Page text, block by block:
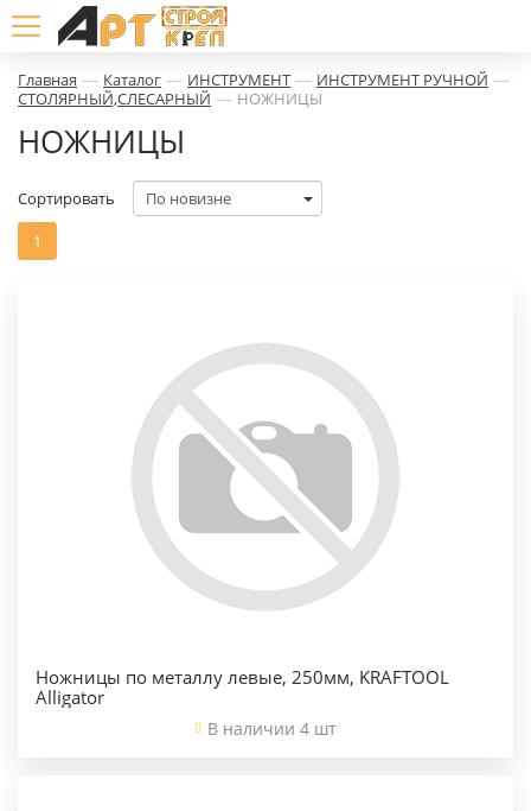
Главная — Каталог — ИНСТРУМЕНТ — ИНСТРУМЕНТ РУЧНОЙ —
СТОЛЯРНЫЙ,СЛЕСАРНЫЙ — НОЖНИЦЫ
НОЖНИЦЫ
1
Сортировать
Ножницы по металлу левые, 250мм, KRAFTOOL
Alligator
В наличии 4 шт